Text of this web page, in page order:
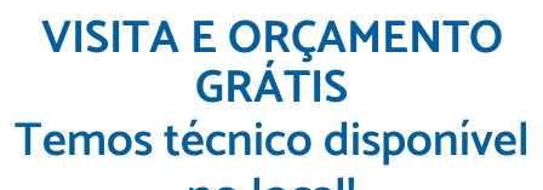
VISITA E ORÇAMENTO
GRÁTIS
Temos técnico disponível